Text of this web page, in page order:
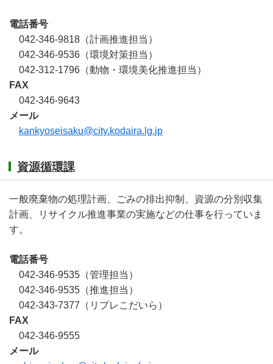
電話番号
042-346-9818（計画推進担当）
042-346-9536（環境対策担当）
042-312-1796（動物・環境美化推進担当）
FAX
042-346-9643
メール
kankyoseisaku@city.kodaira.lg.jp
資源循環課
一般廃棄物の処理計画、ごみの排出抑制、資源の分別収集
計画、リサイクル推進事業の実施などの仕事を行っていま
す。
電話番号
042-346-9535（管理担当）
042-346-9535（推進担当）
042-343-7377（リプレこだいら）
FAX
042-346-9555
メール